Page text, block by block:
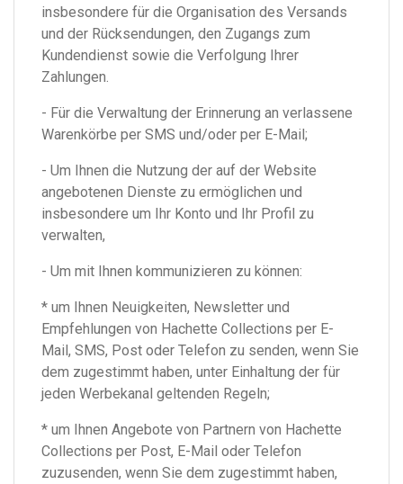
insbesondere für die Organisation des Versands
und der Rücksendungen, den Zugangs zum
Kundendienst sowie die Verfolgung Ihrer
Zahlungen.
- Für die Verwaltung der Erinnerung an verlassene
Warenkörbe per SMS und/oder per E-Mail;
- Um Ihnen die Nutzung der auf der Website
angebotenen Dienste zu ermöglichen und
insbesondere um Ihr Konto und Ihr Profil zu
verwalten,
- Um mit Ihnen kommunizieren zu können:
* um Ihnen Neuigkeiten, Newsletter und
Empfehlungen von Hachette Collections per E-
Mail, SMS, Post oder Telefon zu senden, wenn Sie
dem zugestimmt haben, unter Einhaltung der für
jeden Werbekanal geltenden Regeln;
* um Ihnen Angebote von Partnern von Hachette
Collections per Post, E-Mail oder Telefon
zuzusenden, wenn Sie dem zugestimmt haben,